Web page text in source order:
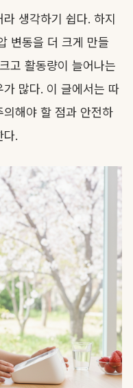
생각하기 쉽다. 하지
변동을 더 크게 만들
고 활동량이 늘어나는
많다. 이 글에서는 따
해야 할 점과 안전하
다.